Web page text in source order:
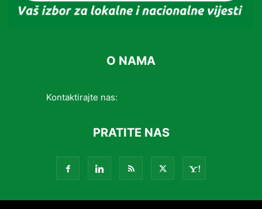
O NAMA
Kontaktirajte nas:
PRATITE NAS